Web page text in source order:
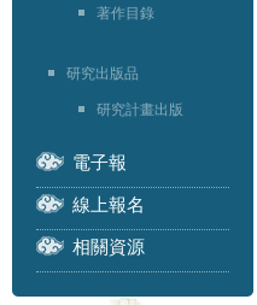
著作目錄
研究出版品
研究計畫出版
電子報
線上報名
相關資源